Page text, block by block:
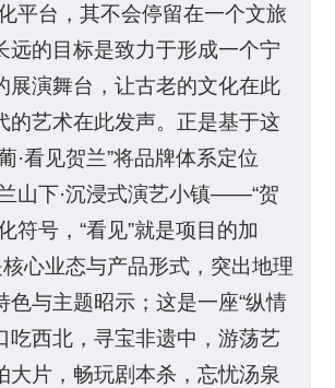
平台，其不会停留在一个文旅
远的目标是致力于形成一个宁
展演舞台，让古老的文化在此
的艺术在此发声。正是基于这
·看见贺兰”将品牌体系定位
山下·沉浸式演艺小镇——“贺
符号，“看见”就是项目的加
核心业态与产品形式，突出地理
色与主题昭示；这是一座“纵情
吃西北，寻宝非遗中，游荡艺
大片，畅玩剧本杀，忘忧汤泉